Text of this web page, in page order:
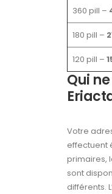
360 pill –
180 pill –
120 pill –
Qui
Votre
effectuent
primaires,
sont
différents.